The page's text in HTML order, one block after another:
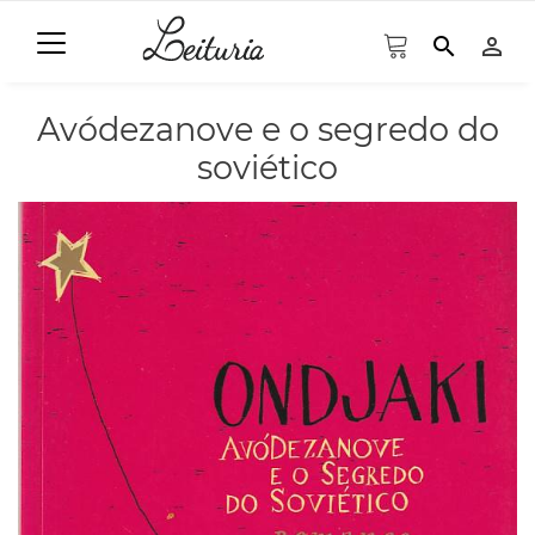
search person_outline
Avódezanove e o segredo do
soviético